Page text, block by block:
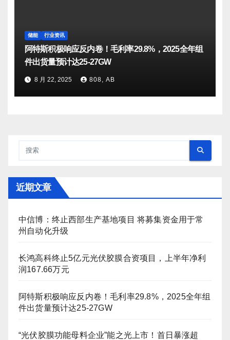
储能 行业资讯
阿特斯积极响应反内卷！毛利率29.8%，2025全年组
件出货量预计达25-27GW
8 月 22, 2025 808, AB
近期文章
中信博：终止西部生产基地项目 将募集资金用于常
州自动化升级
长鸿高科终止5亿元光伏胶膜合资项目，上半年净利
润167.66万元
阿特斯积极响应反内卷！毛利率29.8%，2025全年组
件出货量预计达25-27GW
“光伏胶膜功能母料企业”能之光上市！首日暴涨超